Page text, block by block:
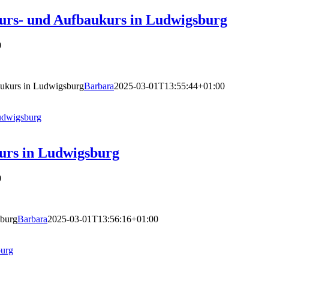
und Aufbaukurs in Ludwigsburg
in LudwigsburgBarbara2025-03-01T13:55:44+01:00
in Ludwigsburg
Barbara2025-03-01T13:56:16+01:00